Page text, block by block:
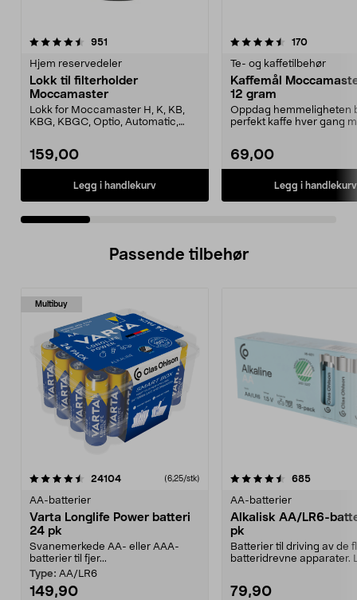
951
Hjem reservedeler
Lokk til filterholder
Moccamaster
Lokk for Moccamaster H, K, KB,
KBG, KBGC, Optio, Automatic,
159,00
Legg i handlekurv
4.5 av 5 stjerner 170
Te- og kaffetilbehør
Kaffemål
12 gram
Oppdag hemmeligheten
perfekt kaffe hver gang
69,00
Legg i handlekurv
3.5 av 5 stjerner
Passende tilbehør
Multibuy
24104anmeldelser(6,25/stk)
AA-batterier
Varta Longlife Power batteri
24 pk
Svanemerkede AA- eller AAA-
batterier til fjer...
Type: AA/LR6
149,90
4.5av 5 stjerner 685
AA-batterier
Alkalisk AA/LR6-
pk
Batterier til driving av de
batteridrevne apparater.
79,90
4.5av 5 stjerner